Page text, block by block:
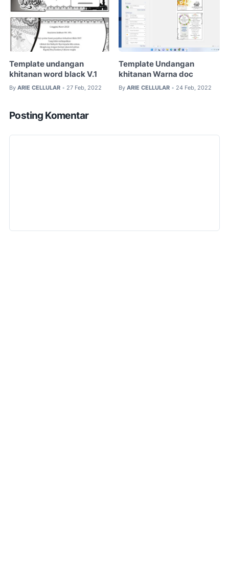
Template undangan
khitanan word black V.1
By ARIE CELLULAR • 27 Feb, 2022
Template Undangan
khitanan Warna doc
By ARIE CELLULAR • 24 Feb, 2022
Posting Komentar